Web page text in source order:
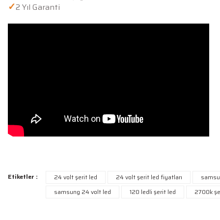
✓2 Yıl Garanti
Bu ürünün fiyat bilgisi, resim, ürün açıklamalarında ve diğer
Görüş ve önerileriniz için teşekkür ederiz.
Etiketler : 24 volt şerit led 24 volt şerit led fiyatları
samsung 24 volt led
120 ledli şerit led 2700k